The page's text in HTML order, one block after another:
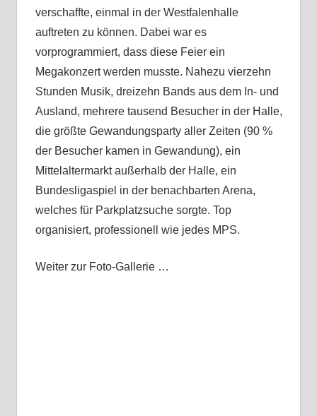
verschaffte, einmal in der Westfalenhalle
auftreten zu können. Dabei war es
vorprogrammiert, dass diese Feier ein
Megakonzert werden musste. Nahezu vierzehn
Stunden Musik, dreizehn Bands aus dem In- und
Ausland, mehrere tausend Besucher in der Halle,
die größte Gewandungsparty aller Zeiten (90 %
der Besucher kamen in Gewandung), ein
Mittelaltermarkt außerhalb der Halle, ein
Bundesligaspiel in der benachbarten Arena,
welches für Parkplatzsuche sorgte. Top
organisiert, professionell wie jedes MPS.
Weiter zur Foto-Gallerie …